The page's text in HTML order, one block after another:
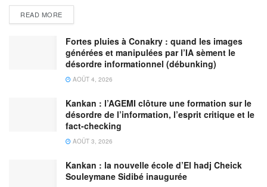
READ MORE
Fortes pluies à Conakry : quand les images
générées et manipulées par l’IA sèment le
désordre informationnel (débunking)
AOÛT 4, 2026
Kankan : l’AGEMI clôture une formation sur le
désordre de l’information, l’esprit critique et le
fact-checking
AOÛT 3, 2026
Kankan : la nouvelle école d’El hadj Cheick
Souleymane Sidibé inaugurée